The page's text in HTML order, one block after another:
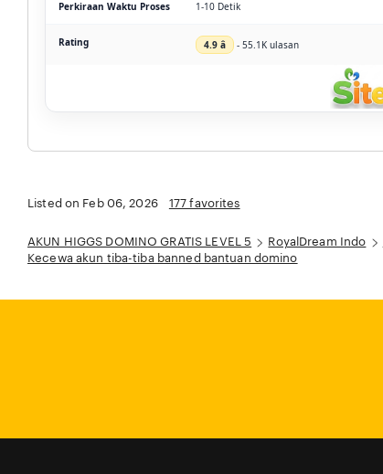
Perkiraan Waktu Proses 1-10 Detik
Rating 4.9 â­ - 55.1K ulasan
Listed on Feb 06, 2026 177 favorites
AKUN HIGGS DOMINO GRATIS LEVEL 5 RoyalDream Indo
Kecewa akun tiba-tiba banned bantuan domino